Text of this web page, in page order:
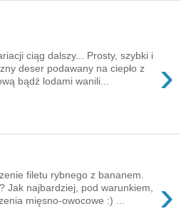
›
ciąg dalszy... Prosty, szybki i
deser podawany na ciepło z
bądź lodami wanili...
›
filetu rybnego z bananem.
Jak najbardziej, pod warunkiem,
mięsno-owocowe :) ...